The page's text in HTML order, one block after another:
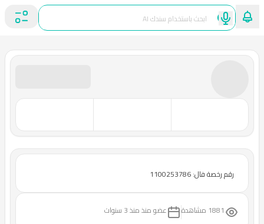
رقم رخصة فال: 1100253786
1881 مشاهدة عضو منذمنذ 3 سنوات